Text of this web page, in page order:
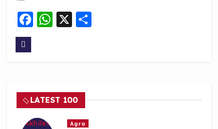
F
o
o
W
p
p
X S
LATEST 100
Agra